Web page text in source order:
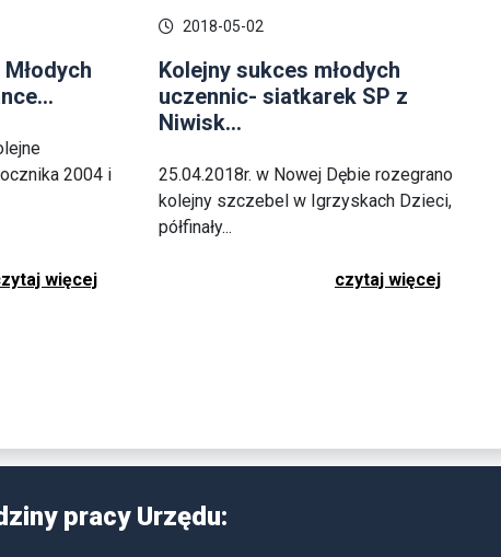
2004 i
więcej
2018-05-02
Kolejny sukces młodych
uczennic- siatkarek SP z
Niwisk...
25.04.2018r. w Nowej Dębie rozegrano
kolejny szczebel w Igrzyskach Dzieci,
półfinały...
czytaj więcej
pracy Urzędu: